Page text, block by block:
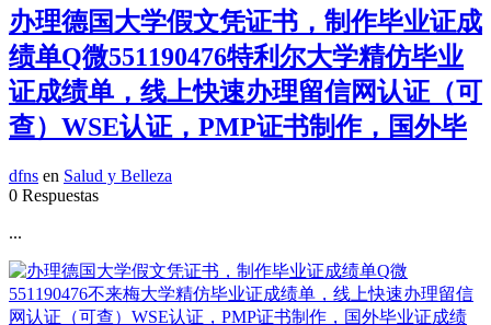
办理德国大学假文凭证书，制作毕业证成
绩单Q微551190476特利尔大学精仿毕业
证成绩单，线上快速办理留信网认证（可
查）WSE认证，PMP证书制作，国外毕
dfns en Salud y Belleza
0 Respuestas
...